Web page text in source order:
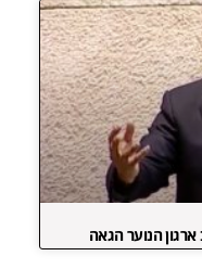
הנוער הגאה